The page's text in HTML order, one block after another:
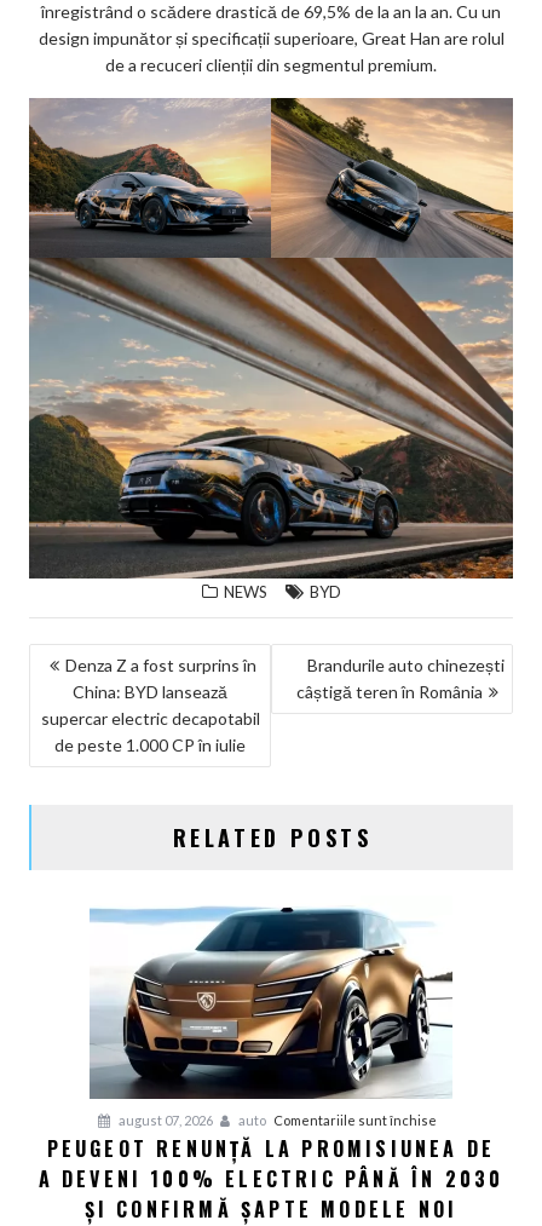
înregistrând o scădere drastică de 69,5% de la an la an. Cu un
design impunător și specificații superioare, Great Han are rolul
de a recuceri clienții din segmentul premium.
NEWS BYD
NAVIGARE
ARTICOLE
Denza Z a fost surprins în
China: BYD lansează
supercar electric decapotabil
de peste 1.000 CP în iulie
Brandurile auto chinezești
câștigă teren în România
RELATED POSTS
august 07, 2026 auto Comentariile sunt închise
Peugeot
renunță
la
PEUGEOT RENUNȚĂ LA PROMISIUNEA DE
A DEVENI 100% ELECTRIC PÂNĂ ÎN 2030
ȘI CONFIRMĂ ȘAPTE MODELE NOI